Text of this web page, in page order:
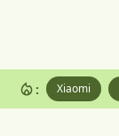
: Xiaomi